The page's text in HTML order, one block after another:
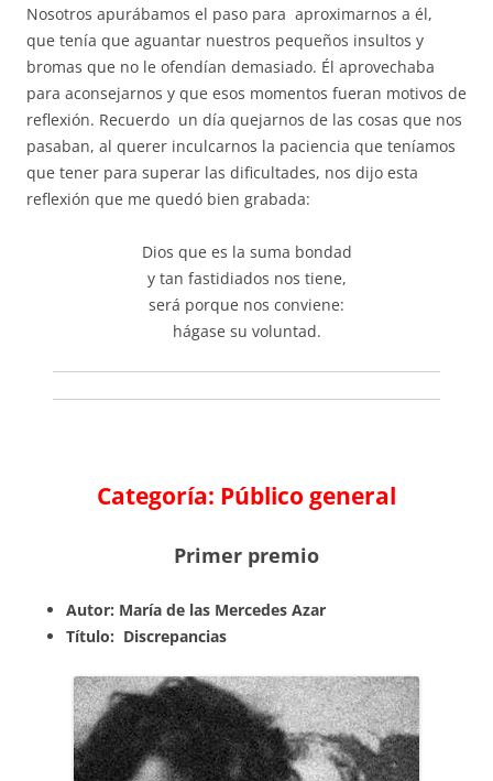
Nosotros apurábamos el paso para aproximarnos a él,
que tenía que aguantar nuestros pequeños insultos y
bromas que no le ofendían demasiado. Él aprovechaba
para aconsejarnos y que esos momentos fueran motivos de
reflexión. Recuerdo un día quejarnos de las cosas que nos
pasaban, al querer inculcarnos la paciencia que teníamos
que tener para superar las dificultades, nos dijo esta
reflexión que me quedó bien grabada:
Dios que es la suma bondad
y tan fastidiados nos tiene,
será porque nos conviene:
hágase su voluntad.
Categoría: Público general
Primer premio
Autor: María de las Mercedes Azar
Título: Discrepancias